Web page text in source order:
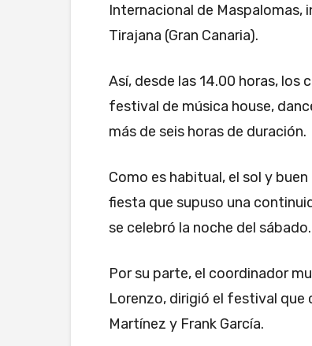
Internacional de
Tirajana (Gran Canaria).
Así, desde las 14.00 horas, los
festival de música house,
más de seis horas de duración.
Como es habitual, el sol y
fiesta que supuso una
se celebró la noche del sábado.
Por su parte, el coordinador
Lorenzo, dirigió el festival
Martínez y Frank García.